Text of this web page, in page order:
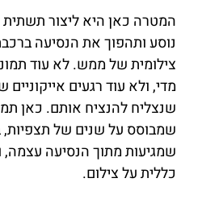
המטרה כאן היא ליצור
נוסע ותהפוך את הנסיעה
צילומית של ממש. לא עוד
מדי, ולא עוד רגעים אייקוניים
שנצליח להנציח אותם. כאן
שמבוסס על שנים של תצפיות,
שמגיעות מתוך הנסיעה עצמה,
כללית על צילום.